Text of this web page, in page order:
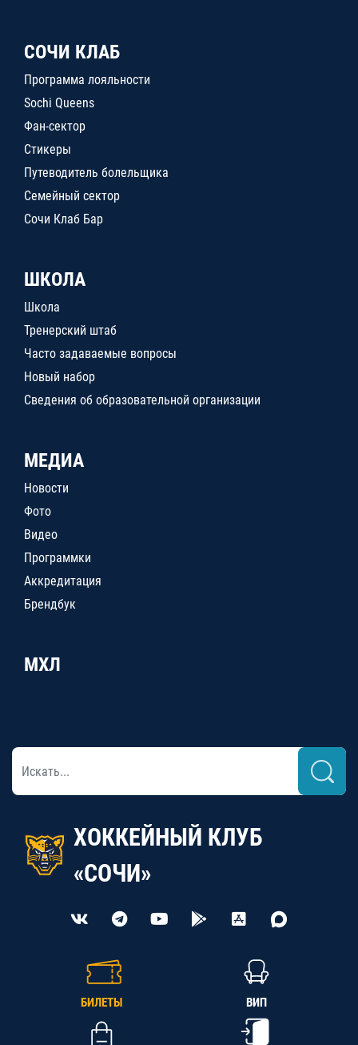
СОЧИ КЛАБ
Программа лояльности
Sochi Queens
Фан-сектор
Стикеры
Путеводитель болельщика
Семейный сектор
Сочи Клаб Бар
ШКОЛА
Школа
Тренерский штаб
Часто задаваемые вопросы
Новый набор
Сведения об образовательной организации
МЕДИА
Новости
Фото
Видео
Программки
Аккредитация
Брендбук
МХЛ
ХОККЕЙНЫЙ КЛУБ
«СОЧИ»
БИЛЕТЫ ВИП